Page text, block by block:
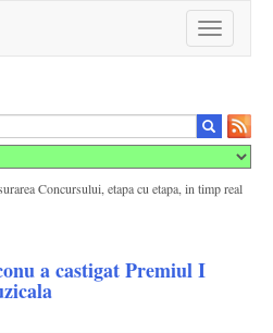
Toggle
navigation
Concursului, etapa cu etapa, in timp real
a castigat Premiul I